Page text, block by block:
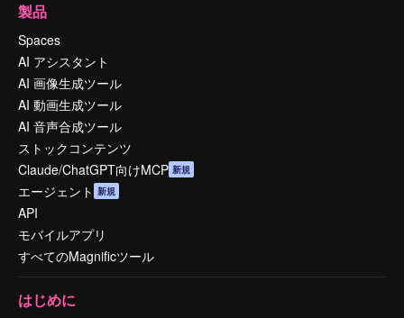
製品
Spaces
AI アシスタント
AI 画像生成ツール
AI 動画生成ツール
AI 音声合成ツール
ストックコンテンツ
Claude/ChatGPT向けMCP 新規
エージェント 新規
API
モバイルアプリ
すべてのMagnificツール
はじめに